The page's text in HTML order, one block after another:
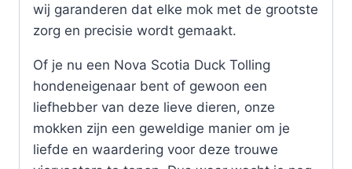
wij garanderen dat elke mok met de grootste
zorg en precisie wordt gemaakt.
Of je nu een Nova Scotia Duck Tolling
hondeneigenaar bent of gewoon een
liefhebber van deze lieve dieren, onze
mokken zijn een geweldige manier om je
liefde en waardering voor deze trouwe